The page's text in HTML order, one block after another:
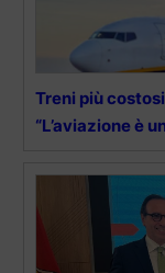
Treni più
“L’aviazione è